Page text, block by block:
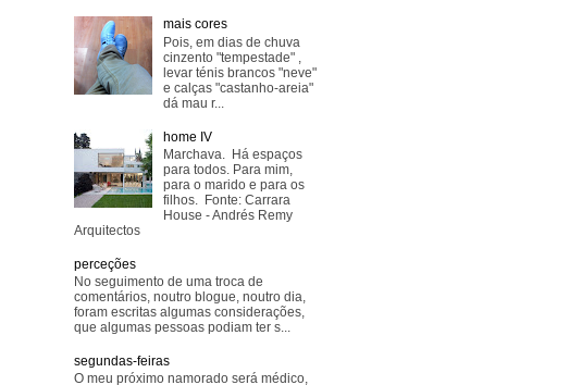
mais cores
Pois, em dias de chuva
cinzento "tempestade" ,
levar ténis brancos "neve"
e calças "castanho-areia"
dá mau r...
home IV
Marchava. Há espaços
para todos. Para mim,
para o marido e para os
filhos. Fonte: Carrara
House - Andrés Remy
Arquitectos
perceções
No seguimento de uma troca de
comentários, noutro blogue, noutro dia,
foram escritas algumas considerações,
que algumas pessoas podiam ter s...
segundas-feiras
O meu próximo namorado será médico,